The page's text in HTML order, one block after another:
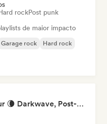
rockPost punk
de maior impacto
Garage rock
Hard rock
The Darkest Hour 🌘 Darkwave, Post-Punk & Coldwave